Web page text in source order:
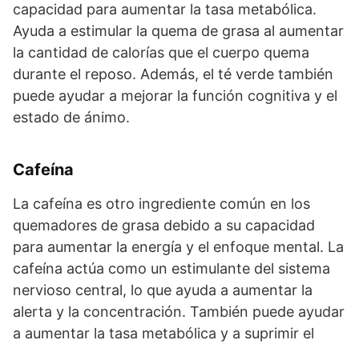
capacidad para aumentar la tasa metabólica.
Ayuda a estimular la quema de grasa al aumentar
la cantidad de calorías que el cuerpo quema
durante el reposo. Además, el té verde también
puede ayudar a mejorar la función cognitiva y el
estado de ánimo.
Cafeína
La cafeína es otro ingrediente común en los
quemadores de grasa debido a su capacidad
para aumentar la energía y el enfoque mental. La
cafeína actúa como un estimulante del sistema
nervioso central, lo que ayuda a aumentar la
alerta y la concentración. También puede ayudar
a aumentar la tasa metabólica y a suprimir el